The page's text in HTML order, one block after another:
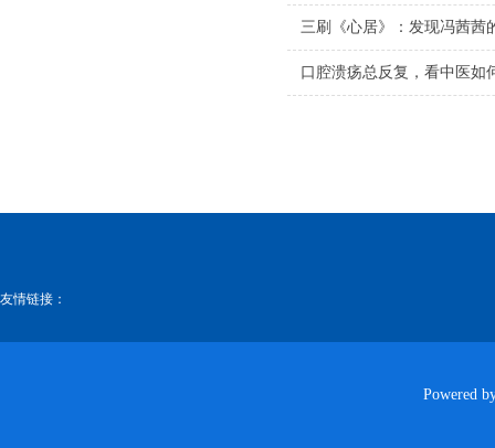
三刷《心居》：发现冯茜茜
口腔溃疡总反复，看中医如
友情链接：
Powered